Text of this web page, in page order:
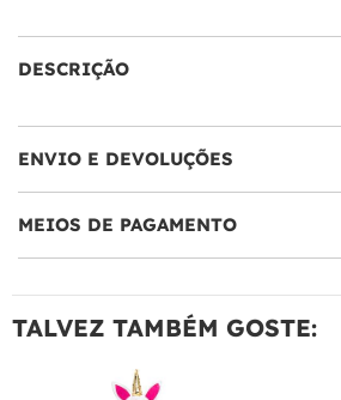
DESCRIÇÃO
ENVIO E DEVOLUÇÕES
MEIOS DE PAGAMENTO
TALVEZ TAMBÉM GOSTE: